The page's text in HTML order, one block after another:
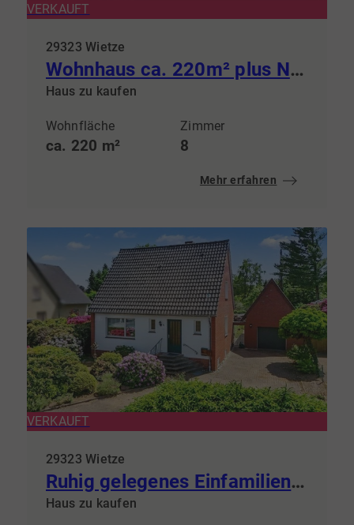
VERKAUFT
29323 Wietze
Wohnhaus ca. 220m² plus Nebengelasse ca. 565m²
Haus zu kaufen
Wohnfläche
ca. 220 m²
Zimmer
8
Mehr erfahren
VERKAUFT
29323 Wietze
Ruhig gelegenes Einfamilienhaus mit Potenzial und großzügigem Grundstück
Haus zu kaufen